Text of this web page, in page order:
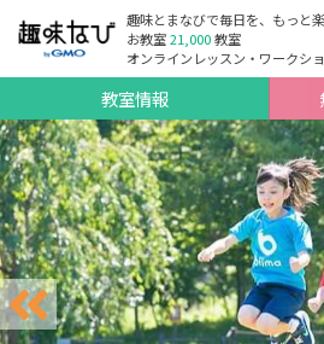
趣味とまなびで毎日を、もっと
お教室21,000教室
オンラインレッスン・ワークシ
教室情報